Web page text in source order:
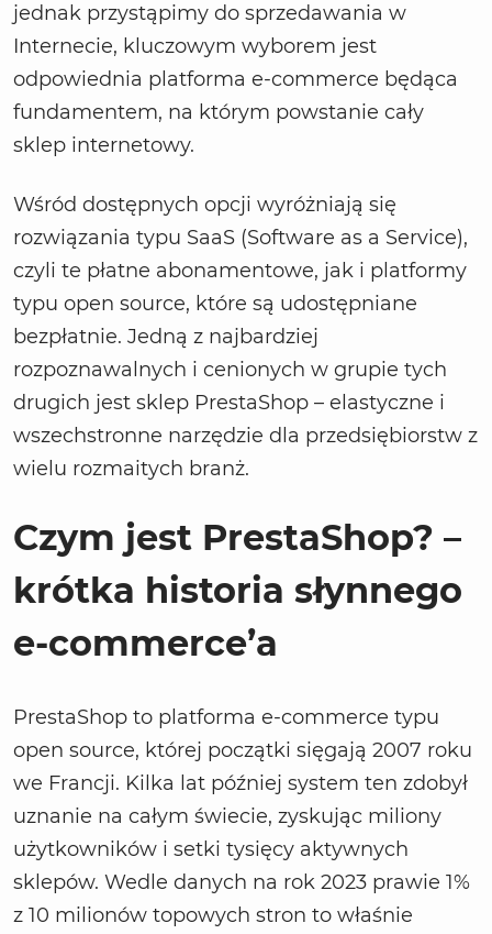
jednak przystąpimy do sprzedawania w
Internecie, kluczowym wyborem jest
odpowiednia platforma e-commerce będąca
fundamentem, na którym powstanie cały
sklep internetowy.
Wśród dostępnych opcji wyróżniają się
rozwiązania typu SaaS (Software as a Service),
czyli te płatne abonamentowe, jak i platformy
typu open source, które są udostępniane
bezpłatnie. Jedną z najbardziej
rozpoznawalnych i cenionych w grupie tych
drugich jest sklep PrestaShop – elastyczne i
wszechstronne narzędzie dla przedsiębiorstw z
wielu rozmaitych branż.
Czym jest PrestaShop? –
krótka historia słynnego
e-commerce’a
PrestaShop to platforma e-commerce typu
open source, której początki sięgają 2007 roku
we Francji. Kilka lat później system ten zdobył
uznanie na całym świecie, zyskując miliony
użytkowników i setki tysięcy aktywnych
sklepów. Wedle danych na rok 2023 prawie 1%
z 10 milionów topowych stron to właśnie